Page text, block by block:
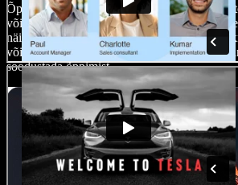
Õppe- või juhendvideod on loodud eelkõige
või kindla oskuse õpetamiseks vaatajatele.
näiteks pildist-pilti visuaale, pealelugemist,
võimalust kasutada brändikomplekti ning
soodustada õppimist.